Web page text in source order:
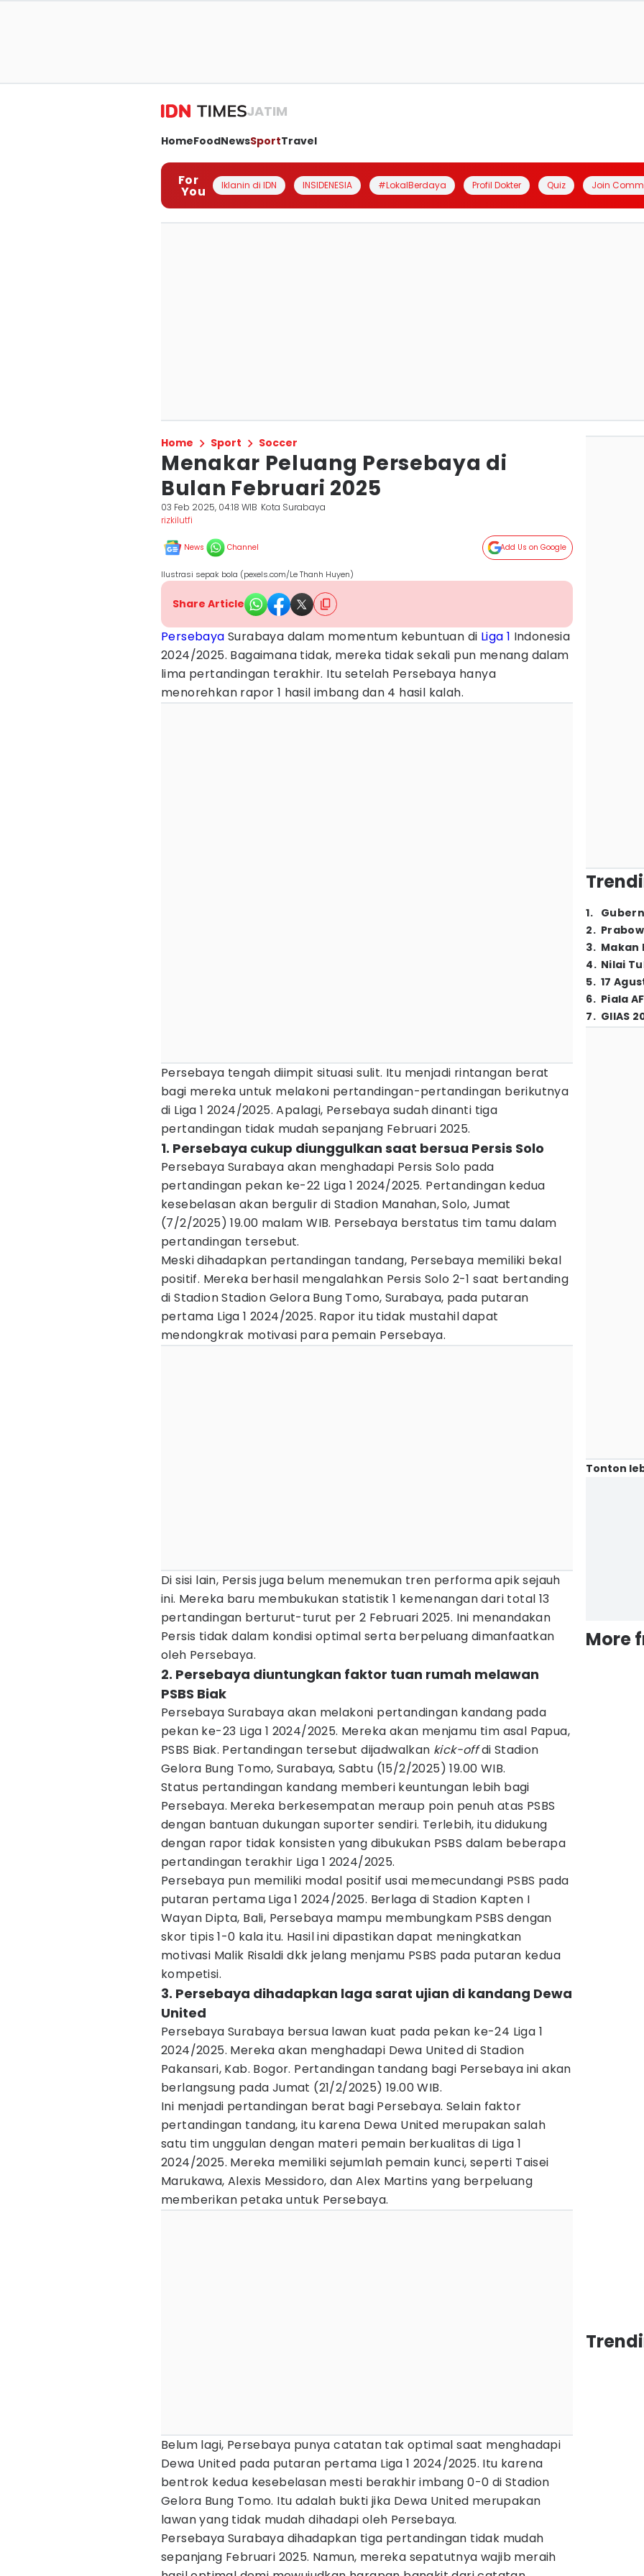
JATIM
HomeFoodNewsSportTravel
For
You Iklanin di IDN INSIDENESIA #LokalBerdaya Profil Dokter Quiz Join
Home Sport Soccer
Menakar Peluang Persebaya di
Bulan Februari 2025
03 Feb 2025, 04:18 WIB Kota Surabaya
rizkilutfi
News Channel Add Us on Google
Ilustrasi sepak bola (pexels.com/Le Thanh Huyen)
Share Article
Persebaya Surabaya dalam momentum kebuntuan di Liga 1 Indonesia
2024/2025. Bagaimana tidak, mereka tidak sekali pun menang dalam
lima pertandingan terakhir. Itu setelah Persebaya hanya
menorehkan rapor 1 hasil imbang dan 4 hasil kalah.
Persebaya tengah diimpit situasi sulit. Itu menjadi rintangan berat
bagi mereka untuk melakoni pertandingan-pertandingan berikutnya
di Liga 1 2024/2025. Apalagi, Persebaya sudah dinanti tiga
pertandingan tidak mudah sepanjang Februari 2025.
1. Persebaya cukup diunggulkan saat bersua Persis Solo
Persebaya Surabaya akan menghadapi Persis Solo pada
pertandingan pekan ke-22 Liga 1 2024/2025. Pertandingan kedua
kesebelasan akan bergulir di Stadion Manahan, Solo, Jumat
(7/2/2025) 19.00 malam WIB. Persebaya berstatus tim tamu dalam
pertandingan tersebut.
Meski dihadapkan pertandingan tandang, Persebaya memiliki bekal
positif. Mereka berhasil mengalahkan Persis Solo 2-1 saat bertanding
di Stadion Stadion Gelora Bung Tomo, Surabaya, pada putaran
pertama Liga 1 2024/2025. Rapor itu tidak mustahil dapat
mendongkrak motivasi para pemain Persebaya.
Di sisi lain, Persis juga belum menemukan tren performa apik sejauh
ini. Mereka baru membukukan statistik 1 kemenangan dari total 13
pertandingan berturut-turut per 2 Februari 2025. Ini menandakan
Persis tidak dalam kondisi optimal serta berpeluang dimanfaatkan
oleh Persebaya.
2. Persebaya diuntungkan faktor tuan rumah melawan
PSBS Biak
Persebaya Surabaya akan melakoni pertandingan kandang pada
pekan ke-23 Liga 1 2024/2025. Mereka akan menjamu tim asal Papua,
PSBS Biak. Pertandingan tersebut dijadwalkan kick-offdi Stadion
Gelora Bung Tomo, Surabaya, Sabtu (15/2/2025) 19.00 WIB.
Status pertandingan kandang memberi keuntungan lebih bagi
Persebaya. Mereka berkesempatan meraup poin penuh atas PSBS
dengan bantuan dukungan suporter sendiri. Terlebih, itu didukung
dengan rapor tidak konsisten yang dibukukan PSBS dalam beberapa
pertandingan terakhir Liga 1 2024/2025.
Persebaya pun memiliki modal positif usai memecundangi PSBS pada
putaran pertama Liga 1 2024/2025. Berlaga di Stadion Kapten I
Wayan Dipta, Bali, Persebaya mampu membungkam PSBS dengan
skor tipis 1-0 kala itu. Hasil ini dipastikan dapat meningkatkan
motivasi Malik Risaldi dkk jelang menjamu PSBS pada putaran kedua
kompetisi.
3. Persebaya dihadapkan laga sarat ujian di kandang Dewa
United
Persebaya Surabaya bersua lawan kuat pada pekan ke-24 Liga 1
2024/2025. Mereka akan menghadapi Dewa United di Stadion
Pakansari, Kab. Bogor. Pertandingan tandang bagi Persebaya ini akan
berlangsung pada Jumat (21/2/2025) 19.00 WIB.
Ini menjadi pertandingan berat bagi Persebaya. Selain faktor
pertandingan tandang, itu karena Dewa United merupakan salah
satu tim unggulan dengan materi pemain berkualitas di Liga 1
2024/2025. Mereka memiliki sejumlah pemain kunci, seperti Taisei
Marukawa, Alexis Messidoro, dan Alex Martins yang berpeluang
memberikan petaka untuk Persebaya.
Belum lagi, Persebaya punya catatan tak optimal saat menghadapi
Dewa United pada putaran pertama Liga 1 2024/2025. Itu karena
bentrok kedua kesebelasan mesti berakhir imbang 0-0 di Stadion
Gelora Bung Tomo. Itu adalah bukti jika Dewa United merupakan
lawan yang tidak mudah dihadapi oleh Persebaya.
Persebaya Surabaya dihadapkan tiga pertandingan tidak mudah
sepanjang Februari 2025. Namun, mereka sepatutnya wajib meraih
1.
2.
3. Makan
4. Nilai
5. 17
6. Piala
7. GIIAS
Tonton
More